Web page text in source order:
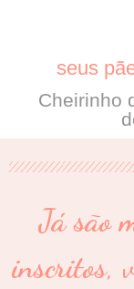
seus
Cheirinho
Já são
inscritos,